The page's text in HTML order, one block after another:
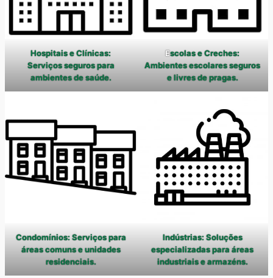
Hospitais e Clínicas:
Serviços seguros para
ambientes de saúde.
Escolas e Creches:
Ambientes escolares seguros
e livres de pragas.
Condomínios: Serviços para
áreas comuns e unidades
residenciais.
Indústrias: Soluções
especializadas para áreas
industriais e armazéns.